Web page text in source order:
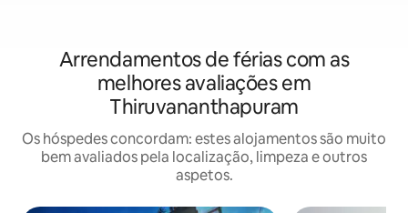
Arrendamentos de férias com as
melhores avaliações em
Thiruvananthapuram
Os hóspedes concordam: estes alojamentos são muito
bem avaliados pela localização, limpeza e outros
aspetos.